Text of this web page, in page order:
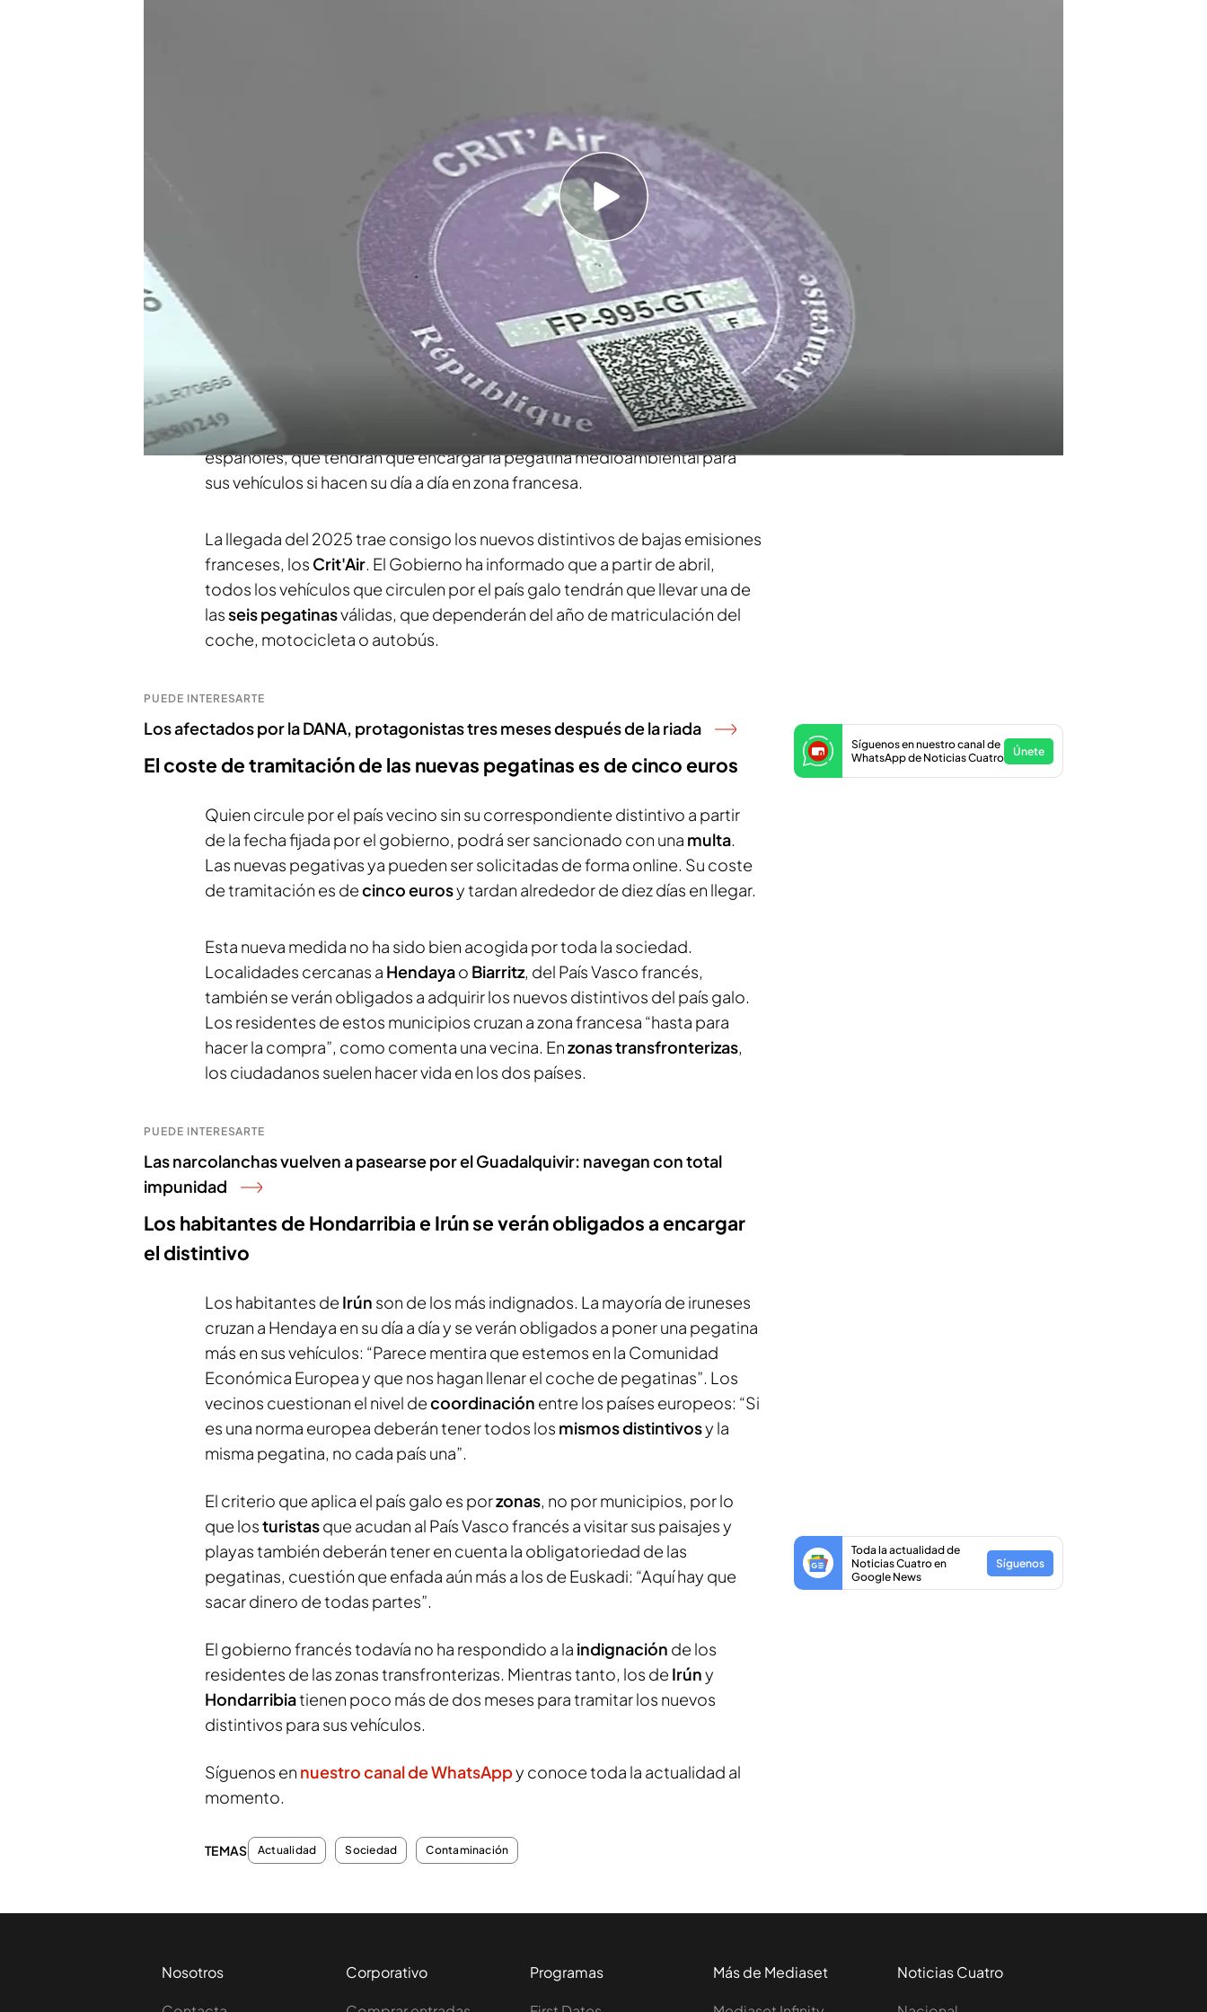
Las nuevas pegatinas medioambientales serán obligatorias en Francia
Cómo y dónde obtener las etiquetas Medioambientales B, C, ECO y 0
El Gobierno de Francia aprueba la obligatoriedad de un nuevodistintivo
ecológico
para los vehículos. Según informan Cristina TojalyNerea Larriú,
a partir de abril, Francia exigirá llevar una de las seis pegatinas
medioambientales en todo su territorio, incluyendo elPaís Vasco francés.
Esta nueva medida ha causado la polémica entre varios residentes
españoles, que tendrán que encargar la pegatina medioambiental para
sus vehículos si hacen su día a día en zona francesa.
La llegada del 2025 trae consigo los nuevos distintivos de bajas emisiones
franceses, los Crit'Air. El Gobierno ha informado que a partir de abril,
todos los vehículos que circulen por el país galo tendrán que llevar una de
lasseis pegatinasválidas, que dependerán del año de matriculación del
coche, motocicleta o autobús.
PUEDE INTERESARTE
Los afectados por la DANA, protagonistas tres meses después de la riada
El coste de tramitación de las nuevas pegatinas es de cinco euros
Quien circule por el país vecino sin su correspondiente distintivo a partir
de la fecha fijada por el gobierno, podrá ser sancionado con una multa.
Las nuevas pegativas ya pueden ser solicitadas de forma online. Su coste
de tramitación es decinco eurosy tardan alrededor de diez días en llegar.
Esta nueva medida no ha sido bien acogida por toda la sociedad.
Localidades cercanas a Hendayao Biarritz, del País Vasco francés,
también se verán obligados a adquirir los nuevos distintivos del país galo.
Los residentes de estos municipios cruzan a zona francesa “hasta para
hacer la compra”, como comenta una vecina. Enzonas transfronterizas,
los ciudadanos suelen hacer vida en los dos países.
PUEDE INTERESARTE
Las narcolanchas vuelven a pasearse por el Guadalquivir: navegan con total
impunidad
Los habitantes de Hondarribia e Irún se verán obligados a encargar
el distintivo
Los habitantes de Irún son de los más indignados. La mayoría de iruneses
cruzan a Hendaya en su día a día y se verán obligados a poner una pegatina
más en sus vehículos: “Parece mentira que estemos en la Comunidad
Económica Europea y que nos hagan llenar el coche de pegatinas”. Los
vecinos cuestionan el nivel decoordinación entre los países europeos: “Si
es una norma europea deberán tener todos los mismos distintivosy la
misma pegatina, no cada país una”.
Síguenos en nuestro canal de
WhatsApp de Noticias Cuatro
Únete
El criterio que aplica el país galo es porzonas, no por municipios, por lo
que losturistasque acudan al País Vasco francés a visitar sus paisajes y
playas también deberán tener en cuenta la obligatoriedad de las
pegatinas, cuestión que enfada aún más a los de Euskadi: “Aquí hay que
sacar dinero de todas partes”.
Toda la actualidad de
Noticias Cuatro en
Google News
Síguenos
El gobierno francés todavía no ha respondido a la indignación de los
residentes de las zonas transfronterizas. Mientras tanto, los de Irúny
Hondarribiatienen poco más de dos meses para tramitar los nuevos
distintivos para sus vehículos.
Síguenos en nuestro canal de WhatsAppy conoce toda la actualidad al
momento.
TEMAS Actualidad Sociedad Contaminación
Nosotros Corporativo Programas Más de Mediaset Noticias Cuatro